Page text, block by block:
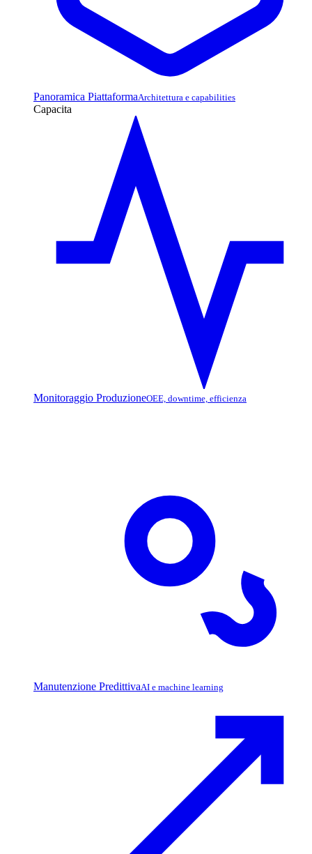
Panoramica PiattaformaArchitettura e capabilities
Capacita
Monitoraggio ProduzioneOEE, downtime, efficienza
Manutenzione PredittivaAI e machine learning